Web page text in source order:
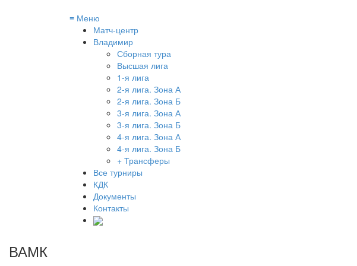
≡ Меню
Матч-центр
Владимир
Сборная тура
Высшая лига
1-я лига
2-я лига. Зона А
2-я лига. Зона Б
3-я лига. Зона А
3-я лига. Зона Б
4-я лига. Зона А
4-я лига. Зона Б
+ Трансферы
Все турниры
КДК
Документы
Контакты
ВАМК